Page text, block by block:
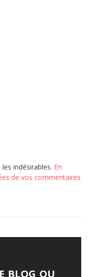
indésirables. En
de vos commentaires
blog ou